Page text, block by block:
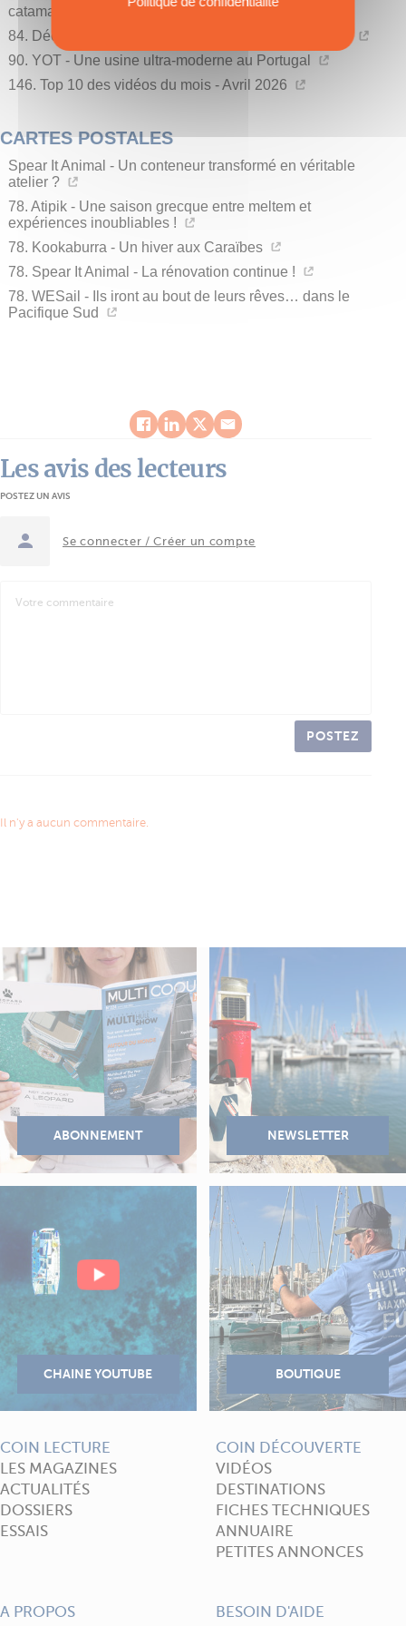
catamarans et aux trimarans, à voile et à moteur !
84. Découvrir New York… - En catamaran sinon rien !
90. YOT - Une usine ultra-moderne au Portugal
146. Top 10 des vidéos du mois - Avril 2026
CARTES POSTALES
Spear It Animal - Un conteneur transformé en véritable
atelier ?
78. Atipik - Une saison grecque entre meltem et
expériences inoubliables !
78. Kookaburra - Un hiver aux Caraïbes
78. Spear It Animal - La rénovation continue !
78. WESail - Ils iront au bout de leurs rêves… dans le
Pacifique Sud
Les avis des lecteurs
POSTEZ UN AVIS
Se connecter / Créer un compte
POSTEZ
Il n'y a aucun commentaire.
COIN LECTURE
LES MAGAZINES
ACTUALITÉS
DOSSIERS
ESSAIS
COIN DÉCOUVERTE
VIDÉOS
DESTINATIONS
FICHES TECHNIQUES
ANNUAIRE
PETITES ANNONCES
A PROPOS
BESOIN D'AIDE